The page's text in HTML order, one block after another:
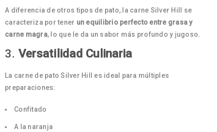
A diferencia de otros tipos de pato, la carne Silver Hill se
caracteriza por tener un equilibrio perfecto entre grasa y
carne magra, lo que le da un sabor más profundo y jugoso.
3. Versatilidad Culinaria
La carne de pato Silver Hill es ideal para múltiples
preparaciones:
Confitado
A la naranja